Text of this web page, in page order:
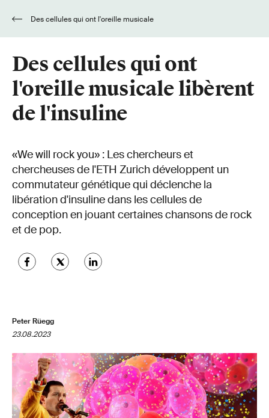
Des cellules qui ont
l'oreille musicale libèrent
de l'insuline
«We will rock you» : Les chercheurs et
chercheuses de l'ETH Zurich développent un
commutateur génétique qui déclenche la
libération d'insuline dans les cellules de
conception en jouant certaines chansons de rock
et de pop.
Peter Rüegg
23.08.2023